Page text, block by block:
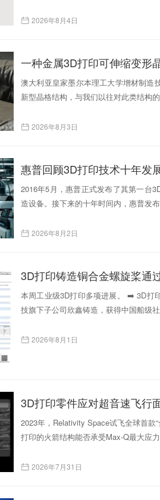
2026年8月4日
一种金属3D打印可伸缩变形
澳大利亚皇家墨尔本理工大学增材制造
新型晶格结构，与我们以往对此类结构
2026年8月3日
惠普回顾3D打印技术十年发
2016年5月，惠普正式发布了其第一台
造设备。接下来的十年时间内，惠普发
2026年8月2日
本周工业级3D打印多项进展。 ➡️ 3D打
技旗下子公司欣鑫铸造，获得中国船级
2026年8月1日
3D打印零件应对超音速飞行
2023年，Relativity Space试飞全球首款
打印的火箭结构能否承受Max-Q最大应
2026年7月31日